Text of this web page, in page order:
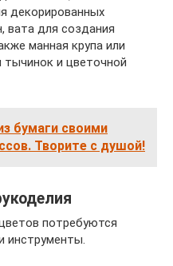
декорированных
вата для создания
манная крупа или
тычинок и цветочной
бумаги своими
Творите с душой!
потребуются
инструменты.